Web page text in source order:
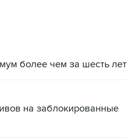
более чем за шесть лет
на заблокированные